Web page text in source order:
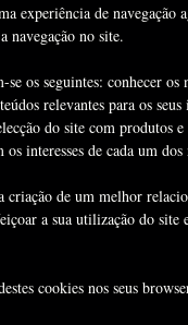
experiência de navegação
navegação no site.
se os seguintes: conhecer
relevantes para os
do site com produtos
interesses de cada um dos
criação de um melhor
a sua utilização do site
cookies nos seus